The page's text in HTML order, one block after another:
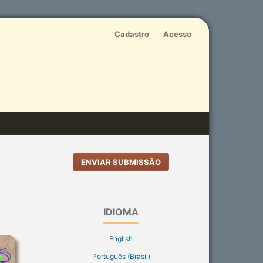
Cadastro Acesso
ENVIAR SUBMISSÃO
IDIOMA
English
Português (Brasil)